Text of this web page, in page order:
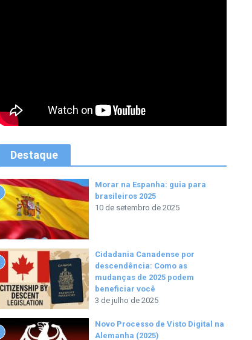
Destaque
Morar na Espanha: guia para
brasileiros 2025
10 de setembro de 2025
Cidadania Canadense por
descendência: Como as
mudanças de 2025 podem
beneficiar você
3 de julho de 2025
Novo Processo de Visto Digital na
Alemanha (2025)